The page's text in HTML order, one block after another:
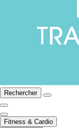
Rechercher
Fitness & Cardio